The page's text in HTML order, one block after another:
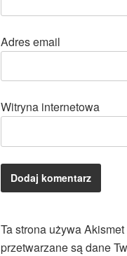
Adres email
Witryna internetowa
Ta strona używa
przetwarzane są dane